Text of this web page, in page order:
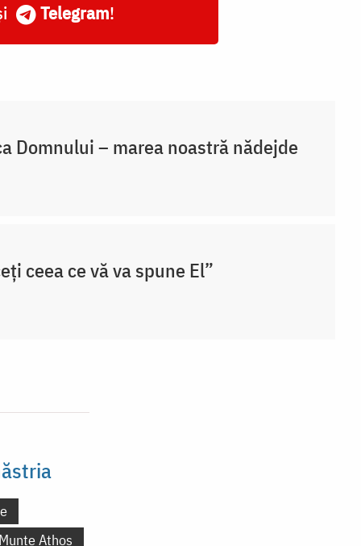
Telegram!
Domnului – marea noastră nădejde
ceea ce vă va spune El”
Athos